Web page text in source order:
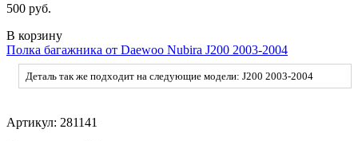
500 руб.
В корзину
Полка багажника от Daewoo Nubira J200 2003-2004
Деталь так же подходит на следующие модели: J200 2003-2004
Артикул: 281141